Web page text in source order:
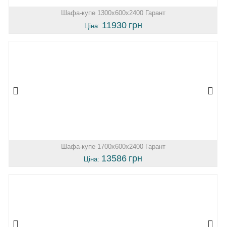
Шафа-купе 1300х600х2400 Гарант
Ціна: 11930 грн
Шафа-купе 1700х600х2400 Гарант
Ціна: 13586 грн